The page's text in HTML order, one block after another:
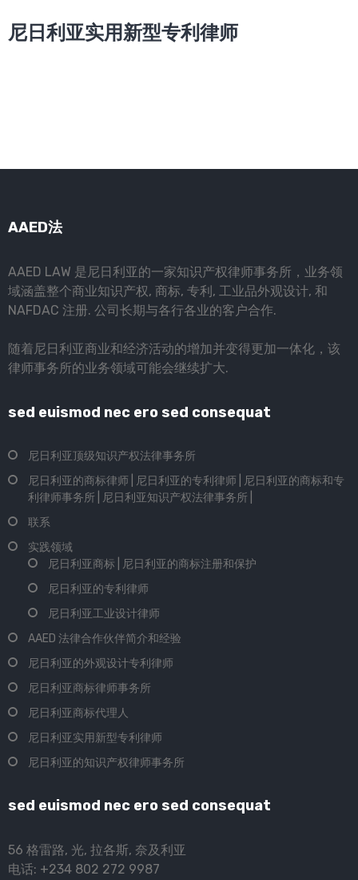
尼日利亚实用新型专利律师
AAED法
AAED LAW 是尼日利亚的一家知识产权律师事务所，业务领
域涵盖整个商业知识产权, 商标, 专利, 工业品外观设计, 和
NAFDAC 注册. 公司长期与各行各业的客户合作.
随着尼日利亚商业和经济活动的增加并变得更加一体化，该
律师事务所的业务领域可能会继续扩大.
sed euismod nec ero sed consequat
尼日利亚顶级知识产权法律事务所
尼日利亚的商标律师 | 尼日利亚的专利律师 | 尼日利亚的商标和专
利律师事务所 | 尼日利亚知识产权法律事务所 |
联系
实践领域
尼日利亚商标 | 尼日利亚的商标注册和保护
尼日利亚的专利律师
尼日利亚工业设计律师
AAED 法律合作伙伴简介和经验
尼日利亚的外观设计专利律师
尼日利亚商标律师事务所
尼日利亚商标代理人
尼日利亚实用新型专利律师
尼日利亚的知识产权律师事务所
sed euismod nec ero sed consequat
56 格雷路, 光, 拉各斯, 奈及利亚
电话: +234 802 272 9987